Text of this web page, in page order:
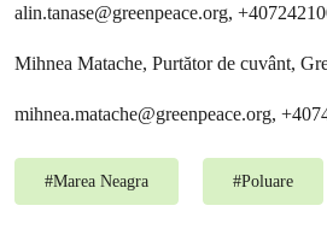
alin.tanase@greenpeace.org,
Mihnea Matache, Purtător de cuvânt,
mihnea.matache@greenpeace.org,
#Marea Neagra #Poluare